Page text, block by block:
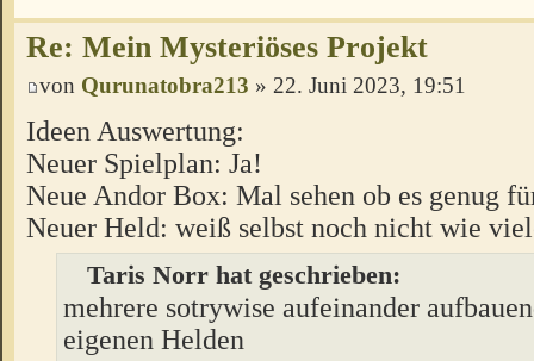
Re: Mein Mysteriöses Projekt
von Qurunatobra213 » 22. Juni 2023, 19:51
Ideen Auswertung:
Neuer Spielplan: Ja!
Neue Andor Box: Mal sehen ob es genug
Neuer Held: weiß selbst noch nicht wie
Taris Norr hat geschrieben:
mehrere sotrywise aufeinander
eigenen Helden